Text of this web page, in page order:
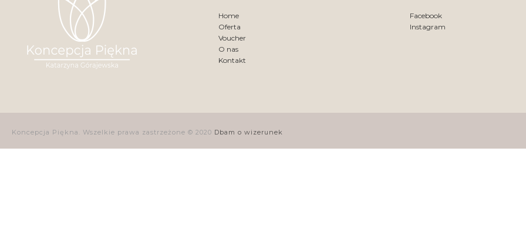
Home
Oferta
Voucher
O nas
Kontakt
Facebook
Instagram
Koncepcja Piękna. Wszelkie prawa zastrzeżone © 2020 Dbam o wizerunek